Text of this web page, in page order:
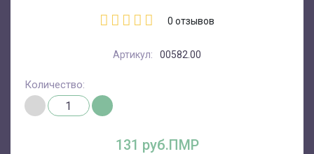
0 отзывов
Артикул: 00582.00
131 руб.ПМР
Количество: